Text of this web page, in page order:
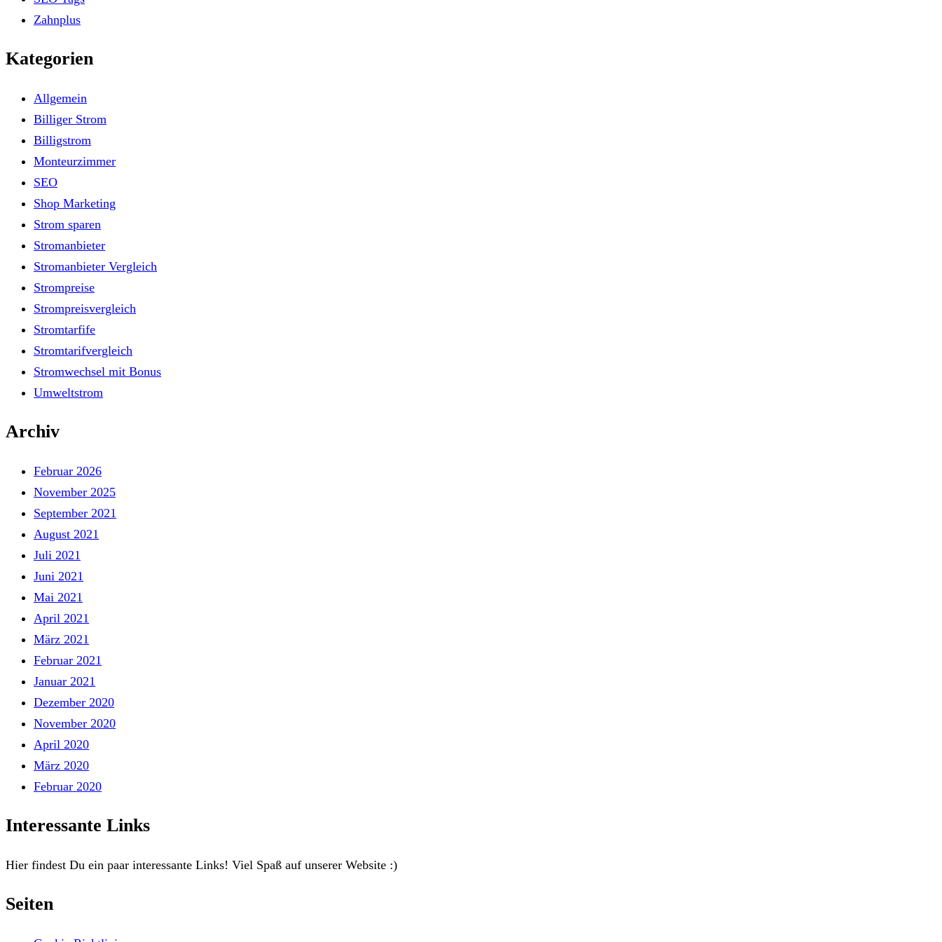
Zahnplus
Kategorien
Allgemein
Billiger Strom
Billigstrom
Monteurzimmer
SEO
Shop Marketing
Strom sparen
Stromanbieter
Stromanbieter Vergleich
Strompreise
Strompreisvergleich
Stromtarfife
Stromtarifvergleich
Stromwechsel mit Bonus
Umweltstrom
Archiv
Februar 2026
November 2025
September 2021
August 2021
Juli 2021
Juni 2021
Mai 2021
April 2021
März 2021
Februar 2021
Januar 2021
Dezember 2020
November 2020
April 2020
März 2020
Februar 2020
Interessante Links
Hier findest Du ein paar interessante Links! Viel Spaß auf unserer Website :)
Seiten